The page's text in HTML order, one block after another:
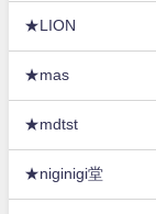
★LION
★mas
★mdtst
★niginigi堂